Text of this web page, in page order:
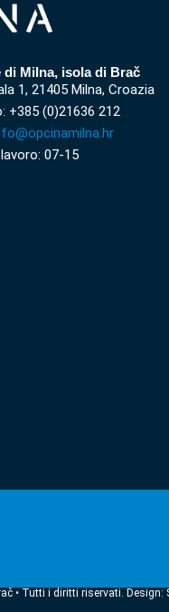
di Milna, isola di Brač
1, 21405 Milna, Croazia
+385 (0)21636 212
07-15
• Tutti i diritti riservati. Design: